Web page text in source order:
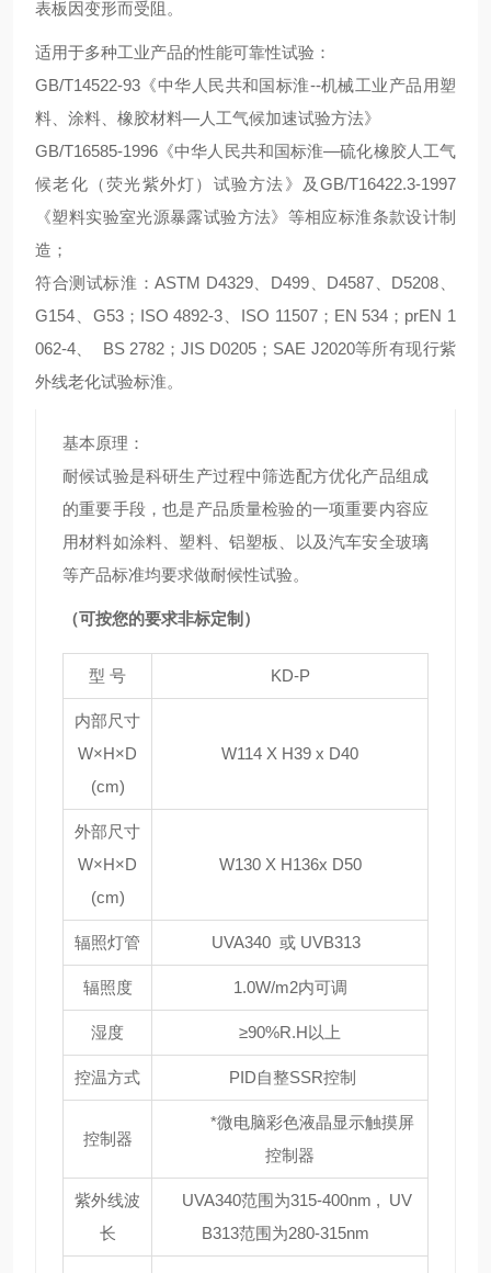
表板因变形而受阻。
适用于多种工业产品的性能可靠性试验：
GB/T14522-93《中华人民共和国标淮--机械工业产品用塑
料、涂料、橡胶材料—人工气候加速试验方法》
GB/T16585-1996《中华人民共和国标淮—硫化橡胶人工气
候老化（荧光紫外灯）试验方法》及GB/T16422.3-1997
《塑料实验室光源暴露试验方法》等相应标淮条款设计制
造；
符合测试标淮：ASTM D4329、D499、D4587、D5208、
G154、G53；ISO 4892-3、ISO 11507；EN 534；prEN 1
062-4、 BS 2782；JIS D0205；SAE J2020等所有现行紫
外线老化试验标淮。
基本原理：
耐候试验是科研生产过程中筛选配方优化产品组成
的重要手段，也是产品质量检验的一项重要内容应
用材料如涂料、塑料、铝塑板、以及汽车安全玻璃
等产品标准均要求做耐候性试验。
（可按您的要求非标定制）
型 号 KD-P
内部尺寸
W×H×D
(cm)
W114 X H39 x D40
外部尺寸
W×H×D
(cm)
W130 X H136x D50
辐照灯管 UVA340 或 UVB313
辐照度 1.0W/m2内可调
湿度 ≥90%R.H以上
控温方式 PID自整SSR控制
控制器
*微电脑彩色液晶显示触摸屏
控制器
紫外线波
长
UVA340范围为315-400nm , UV
B313范围为280-315nm